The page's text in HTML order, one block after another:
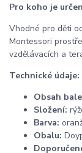
Pro koho je
Vhodné pro děti
Montessori
vzdělávacích a
Technické údaje:
Obsah
Složení:
Barva:
Obalu: